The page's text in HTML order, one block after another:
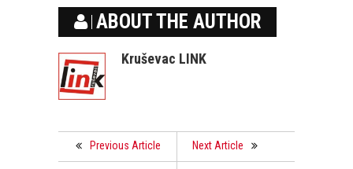
ABOUT THE AUTHOR
Kruševac LINK
Previous Article Next Article